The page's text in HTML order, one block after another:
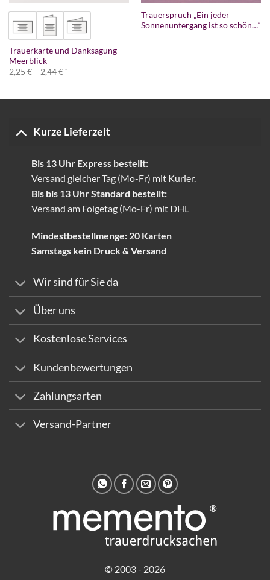
Trauerkarte und Danksagung
Meerblick
2,25 € – 2,44€Preisspanne:
*
Trauerspruch „Ein jeder
Sonnenuntergang ist so schön…“
Kurze Lieferzeit
Bis 13 Uhr Express bestellt:
Versand gleicher Tag (Mo-Fr) mit Kurier.
Bis bis 13 Uhr Standard bestellt:
Versand am Folgetag (Mo-Fr) mit DHL
Mindestbestellmenge: 20 Karten
Samstags kein Druck & Versand
Wir sind für Sie da
Über uns
Kostenlose Services
Kundenbewertungen
Zahlungsarten
Versand-Partner
© 2003 - 2026